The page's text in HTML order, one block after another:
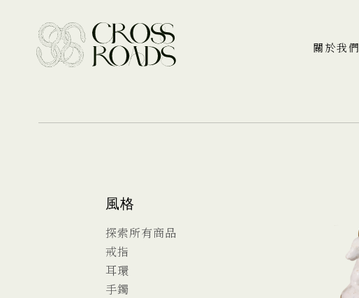
關於我們
風格
探索所有商品
戒指
耳環
手鐲